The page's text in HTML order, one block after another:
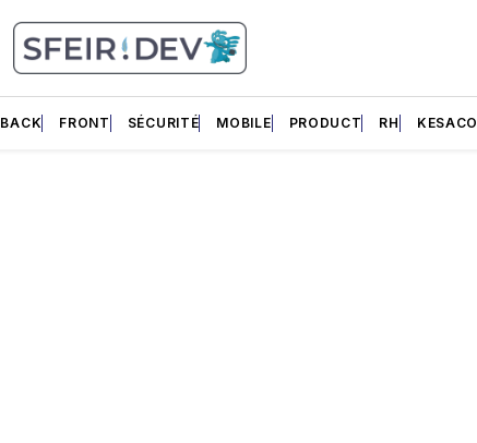
BACK FRONT SÉCURITÉ MOBILE PRODUCT RH KESACO